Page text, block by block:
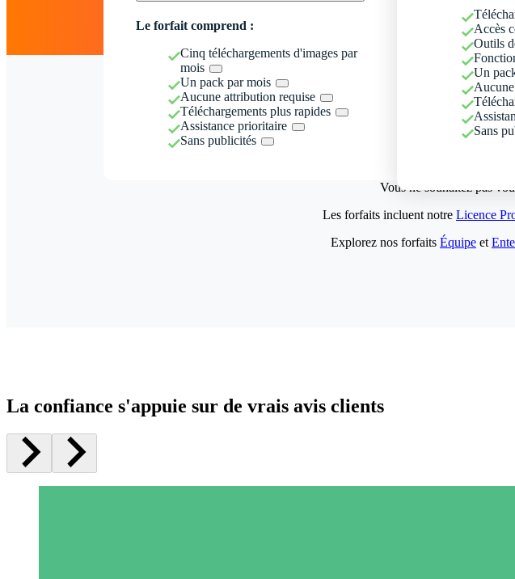
Le forfait comprend :
Cinq téléchargements d'images par
mois
Un pack par mois
Aucune attribution requise
Téléchargements plus rapides
Assistance prioritaire
Sans publicités
Accès
Outils
Un
Sans
Vous ne souhaitez pas
Les forfaits incluent notre Licence
Explorez nos forfaits Équipe et
La confiance s'appuie sur de vrais avis clients